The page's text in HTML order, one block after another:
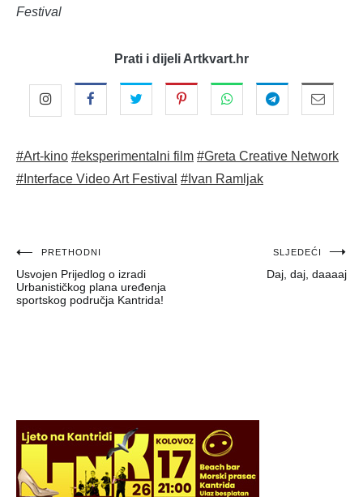
Festival
Prati i dijeli Artkvart.hr
#Art-kino #eksperimentalni film #Greta Creative Network
#Interface Video Art Festival #Ivan Ramljak
Navigacija
objava
PRETHODNI
Usvojen Prijedlog o izradi
Urbanističkog plana uređenja
sportskog područja Kantrida!
SLJEDEĆI
Daj, daj, daaaaj